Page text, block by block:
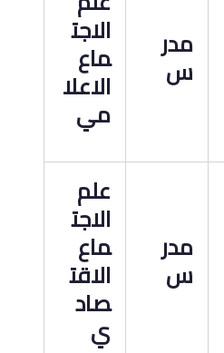
مدر
س
الاجت
ماع
الاعلا
مي
مدر
س
علم
الاجت
ماع
الاقت
صاد
ي